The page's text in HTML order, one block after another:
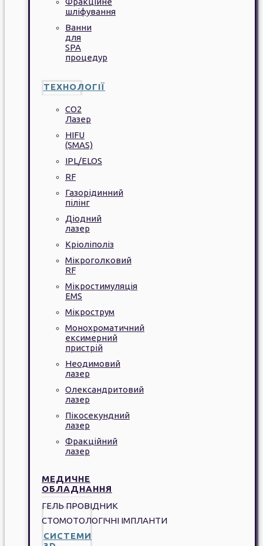
шліфування
Ванни
для
SPA
процедур
ТЕХНОЛОГІЇ
CO2
Лазер
HIFU
(SMAS)
IPL/ELOS
RF
Газорідинний
пілінг
Діодний
лазер
Кріоліполіз
Мікроголковий
RF
Мікростимуляція
EMS
Мікрострум
Монохроматичний
ексимерний
пристрій
Неодимовий
лазер
Олександритовий
лазер
Пікосекундний
лазер
Фракційний
лазер
МЕДИЧНЕ
ОБЛАДНАННЯ
ГЕЛЬ ПРОВІДНИК
СТОМОТОЛОГІЧНІ ІМПЛАНТИ
СИСТЕМИ